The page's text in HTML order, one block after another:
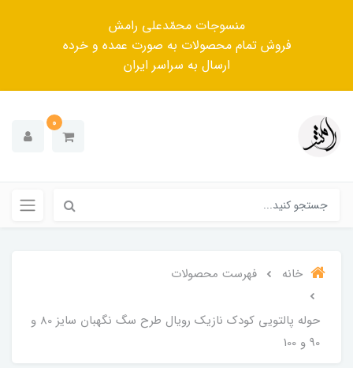
منسوجات محمّدعلی رامش
فروش تمام محصولات به صورت عمده و خرده
ارسال به سراسر ایران
0
خانه فهرست محصولات
حوله پالتویی کودک نازیک رویال طرح سگ نگهبان سایز 80 و
90 و 100